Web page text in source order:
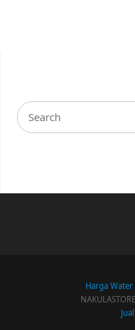
Harga Water